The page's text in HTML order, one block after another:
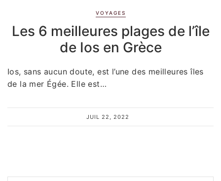
VOYAGES
Les 6 meilleures plages de l’île
de Ios en Grèce
Ios, sans aucun doute, est l’une des meilleures îles
de la mer Égée. Elle est…
JUIL 22, 2022